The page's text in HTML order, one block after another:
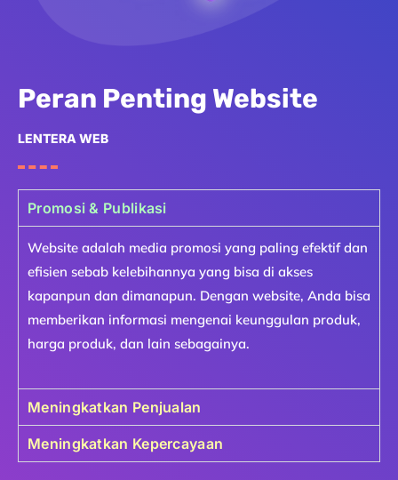
Peran Penting Website
LENTERA WEB
Promosi & Publikasi
Website adalah media promosi yang paling efektif dan
efisien sebab kelebihannya yang bisa di akses
kapanpun dan dimanapun. Dengan website, Anda bisa
memberikan informasi mengenai keunggulan produk,
harga produk, dan lain sebagainya.
Meningkatkan Penjualan
Meningkatkan Kepercayaan